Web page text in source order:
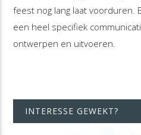
feest nog lang laat voorduren.
een heel specifiek
ontwerpen en uitvoeren.
INTERESSE GEWEKT?